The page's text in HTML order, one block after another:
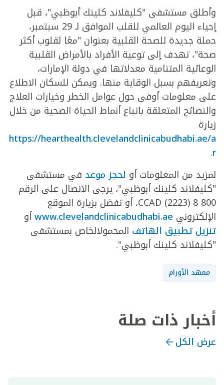
وأطلق مستشفى "كليفلاند كلينك أبوظبي"، قبل
إحياء اليوم العالمي للقلب الموافق لـ 29 سبتمبر،
حملة جديدة للصحة القلبية بعنوان "معًا لقلوب أكثر
صحة"، تهدف إلى توعية الأفراد بالأمراض القلبية
الوعائية المتنامية معدلاتها في دولة الإمارات،
وتعريفهم بسبل الوقاية منها. ويمكن للسكان الاطلاع
على معلومات أوفى حول عوامل الخطر وخيارات العلاج
والنصائح المتعلقة باتباع أنماط الحياة الصحية من خلال
زيارة
https://hearthealth.clevelandclinicabudhabi.ae/a
r
.
لمزيد من المعلومات أو لحجز موعد في مستشفى
"كليفلاند كلينك أبوظبي"، يرجى الاتصال على الرقم
800 8 CCAD (2223)، أو تفضل بزيارة الموقع
الإلكتروني www.clevelandclinicabudhabi.aeأو
تنزيل تطبيق الهاتف المحمولالخاص بمستشفى
"كليفلاند كلينك أبوظبي".
معهد الأورام
أخبار ذات صلة
عرض الكل